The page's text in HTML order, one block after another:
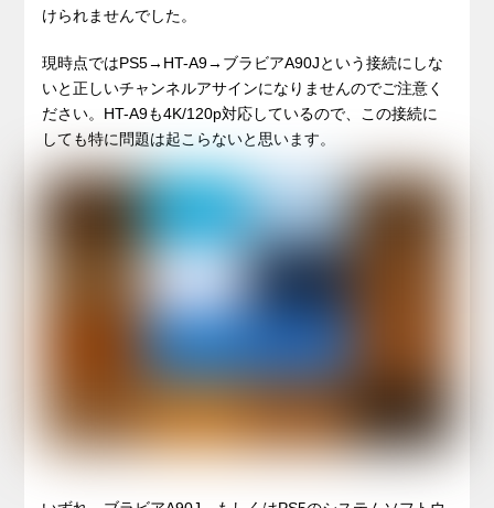
けられませんでした。
現時点ではPS5→HT-A9→ブラビアA90Jという接続にしな
いと正しいチャンネルアサインになりませんのでご注意く
ださい。HT-A9も4K/120p対応しているので、この接続に
しても特に問題は起こらないと思います。